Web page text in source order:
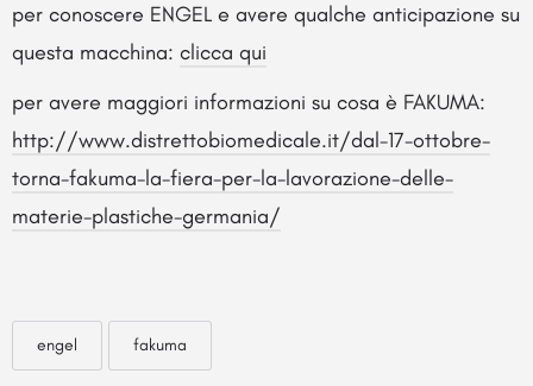
per conoscere ENGEL e avere qualche anticipazione su
questa macchina: clicca qui
per avere maggiori informazioni su cosa è FAKUMA:
http://www.distrettobiomedicale.it/dal-17-ottobre-
torna-fakuma-la-fiera-per-la-lavorazione-delle-
materie-plastiche-germania/
engel fakuma